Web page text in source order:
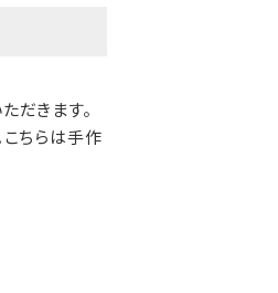
だきます。
ちらは手作